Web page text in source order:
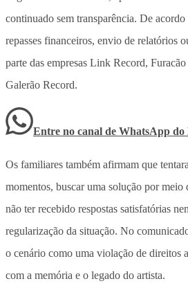
continuado sem transparência. De
repasses financeiros, envio de relatórios
parte das empresas Link Record,
Galerão Record.
Entre no canal de WhatsApp do
Os familiares também afirmam que
momentos, buscar uma solução por meio
não ter recebido respostas satisfatórias
regularização da situação. No
o cenário como uma violação de direitos
com a memória e o legado do artista.